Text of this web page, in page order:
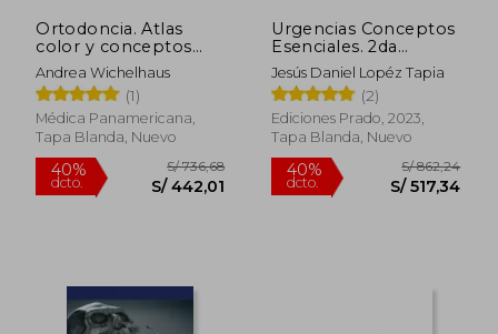
Ortodoncia. Atlas
color y conceptos
fundamentales de
tratamiento
Andrea Wichelhaus
(1)
Médica Panamericana,
Tapa Blanda, Nuevo
40%
dcto.
S/ 736,68
Urgencias Conceptos
Esenciales. 2da
Edición. Tomo 1 y 2
Jesús Daniel Lopéz Tapia
(2)
Ediciones Prado, 2023,
Tapa Blanda, Nuevo